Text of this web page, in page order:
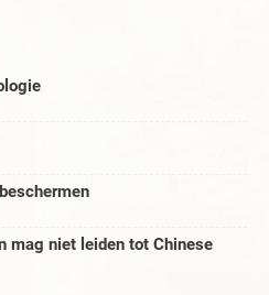
mag niet leiden tot Chinese